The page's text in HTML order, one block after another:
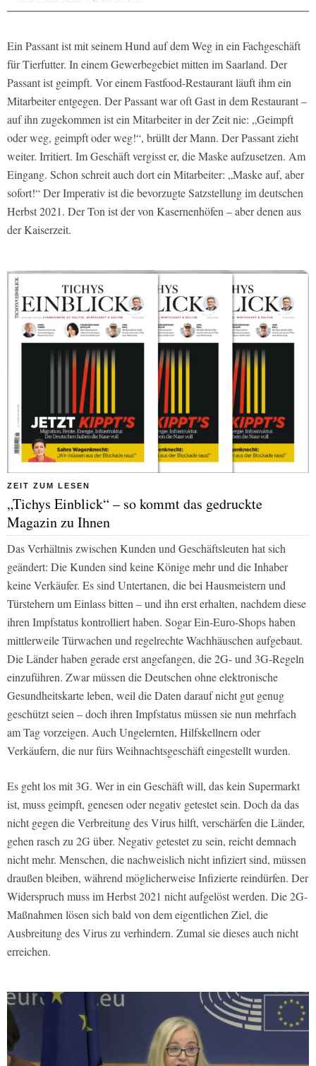
Ein Passant ist mit seinem Hund auf dem Weg in ein Fachgeschäft
für Tierfutter. In einem Gewerbegebiet mitten im Saarland. Der
Passant ist geimpft. Vor einem Fastfood-Restaurant läuft ihm ein
Mitarbeiter entgegen. Der Passant war oft Gast in dem Restaurant –
auf ihn zugekommen ist ein Mitarbeiter in der Zeit nie: „Geimpft
oder weg, geimpft oder weg!“, brüllt der Mann. Der Passant zieht
weiter. Irritiert. Im Geschäft vergisst er, die Maske aufzusetzen. Am
Eingang. Schon schreit auch dort ein Mitarbeiter: „Maske auf, aber
sofort!“ Der Imperativ ist die bevorzugte Satzstellung im deutschen
Herbst 2021. Der Ton ist der von Kasernenhöfen – aber denen aus
der Kaiserzeit.
ZEIT ZUM LESEN
„Tichys Einblick“ – so kommt das gedruckte
Magazin zu Ihnen
Das Verhältnis zwischen Kunden und Geschäftsleuten hat sich
geändert: Die Kunden sind keine Könige mehr und die Inhaber
keine Verkäufer. Es sind Untertanen, die bei Hausmeistern und
Türstehern um Einlass bitten – und ihn erst erhalten, nachdem diese
ihren Impfstatus kontrolliert haben. Sogar Ein-Euro-Shops haben
mittlerweile Türwachen und regelrechte Wachhäuschen aufgebaut.
Die Länder haben gerade erst angefangen, die 2G- und 3G-Regeln
einzuführen. Zwar müssen die Deutschen ohne elektronische
Gesundheitskarte leben, weil die Daten darauf nicht gut genug
geschützt seien – doch ihren Impfstatus müssen sie nun mehrfach
am Tag vorzeigen. Auch Ungelernten, Hilfskellnern oder
Verkäufern, die nur fürs Weihnachtsgeschäft eingestellt wurden.
Es geht los mit 3G. Wer in ein Geschäft will, das kein Supermarkt
ist, muss geimpft, genesen oder negativ getestet sein. Doch da das
nicht gegen die Verbreitung des Virus hilft, verschärfen die Länder,
gehen rasch zu 2G über. Negativ getestet zu sein, reicht demnach
nicht mehr. Menschen, die nachweislich nicht infiziert sind, müssen
draußen bleiben, während möglicherweise Infizierte reindürfen. Der
Widerspruch muss im Herbst 2021 nicht aufgelöst werden. Die 2G-
Maßnahmen lösen sich bald von dem eigentlichen Ziel, die
Ausbreitung des Virus zu verhindern. Zumal sie dieses auch nicht
erreichen.